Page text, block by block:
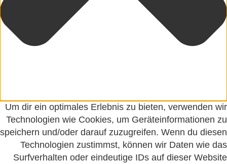
Um dir ein optimales Erlebnis zu bieten, verwenden wir
Technologien wie Cookies, um Geräteinformationen zu
speichern und/oder darauf zuzugreifen. Wenn du diesen
Technologien zustimmst, können wir Daten wie das
Surfverhalten oder eindeutige IDs auf dieser Website